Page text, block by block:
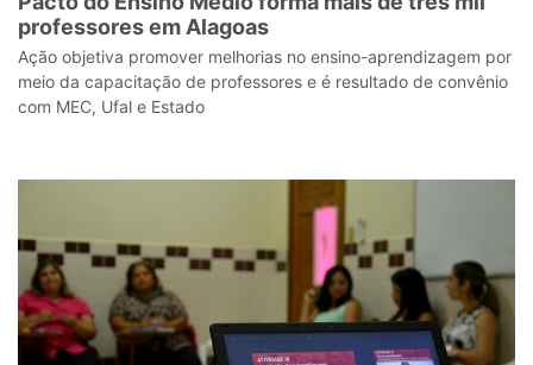
professores em Alagoas
Ação objetiva promover melhorias no ensino-aprendizagem por
meio da capacitação de professores e é resultado de convênio
com MEC, Ufal e Estado